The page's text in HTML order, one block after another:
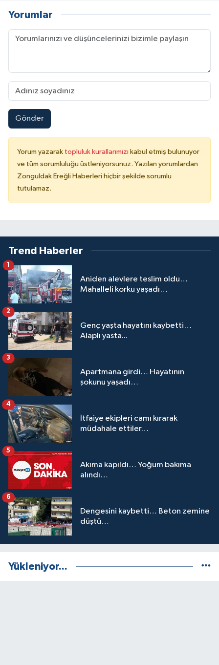
Yorumlar
Gönder
Yorum yazarak topluluk kurallarımızı kabul etmiş bulunuyor
ve tüm sorumluluğu üstleniyorsunuz. Yazılan yorumlardan
Zonguldak Ereğli Haberleri hiçbir şekilde sorumlu
tutulamaz.
Trend Haberler
Aniden alevlere teslim oldu…
Mahalleli korku yaşadı…
1
Genç yaşta hayatını kaybetti…
Alaplı yasta...
2
Apartmana girdi… Hayatının
şokunu yaşadı…
3
İtfaiye ekipleri camı kırarak
müdahale ettiler…
4
Akıma kapıldı… Yoğum bakıma
alındı…
5
Dengesini kaybetti… Beton zemine
düştü…
6
Yükleniyor...